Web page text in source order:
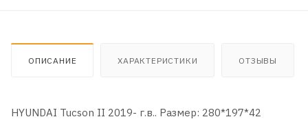
ОПИСАНИЕ ХАРАКТЕРИСТИКИ ОТЗЫВЫ
HYUNDAI Tucson II 2019- г.в.. Размер: 280*197*42